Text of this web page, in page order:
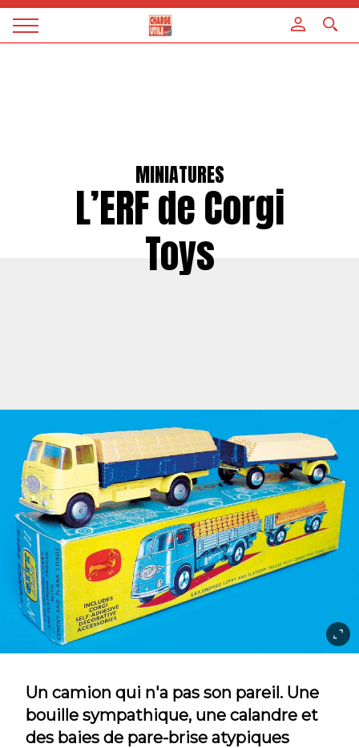
Magazine
MINIATURES
L’ERF de Corgi
Toys
Un camion qui n'a pas son pareil. Une
bouille sympathique, une calandre et
des baies de pare-brise atypiques
Panneau de gestion des cookies